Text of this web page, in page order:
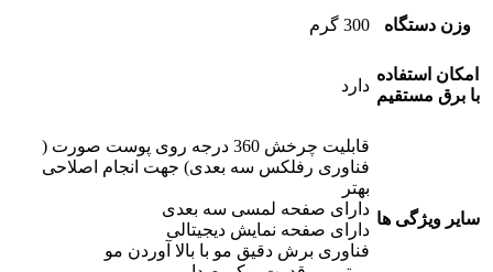
وزن دستگاه 300 گرم
امکان استفاده
با برق مستقیم
دارد
سایر ویژگی ها
قابلیت چرخش 360 درجه روی پوست صورت (
فناوری رفلکس سه بعدی) جهت انجام اصلاحی
بهتر
دارای صفحه لمسی سه بعدی
دارای صفحه نمایش دیجیتالی
فناوری برش دقیق مو با بالا آوردن مو